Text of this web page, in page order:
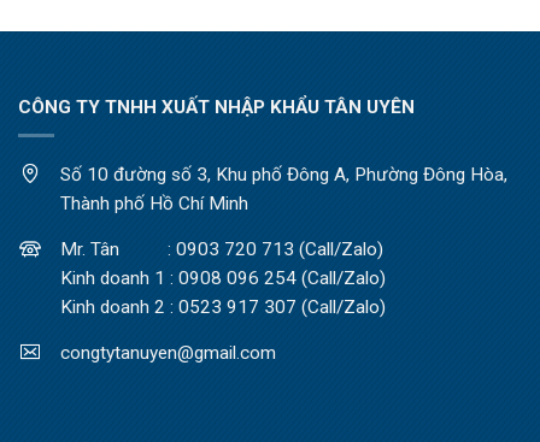
CÔNG TY TNHH XUẤT NHẬP KHẨU TÂN UYÊN
Số 10 đường số 3, Khu phố Đông A, Phường Đông Hòa,
Thành phố Hồ Chí Minh
Mr. Tân : 0903 720 713 (Call/Zalo)
Kinh doanh 1 : 0908 096 254 (Call/Zalo)
Kinh doanh 2 : 0523 917 307 (Call/Zalo)
congtytanuyen@gmail.com